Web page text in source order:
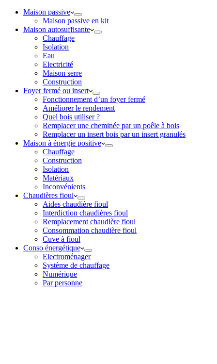
Maison passive
Maison passive en kit
Maison autosuffisante
Chauffage
Isolation
Eau
Electricité
Maison serre
Construction
Foyer fermé ou insert
Fonctionnement d’un foyer fermé
Améliorer le rendement
Quel bois utiliser ?
Remplacer une cheminée par un poêle à bois
Remplacer un insert bois par un insert granulés
Maison à énergie positive
Chauffage
Construction
Isolation
Matériaux
Inconvénients
Chaudières fioul
Aides chaudière fioul
Interdiction chaudières fioul
Remplacement chaudière fioul
Consommation chaudière fioul
Cuve à fioul
Conso énergétique
Electroménager
Système de chauffage
Numérique
Par personne